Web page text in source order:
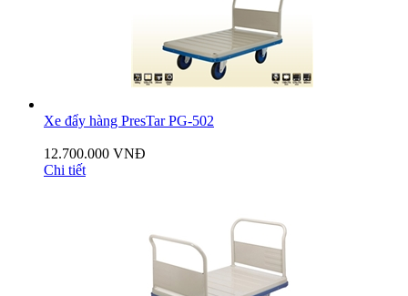
Xe đẩy hàng PresTar PG-502
12.700.000 VNĐ
Chi tiết